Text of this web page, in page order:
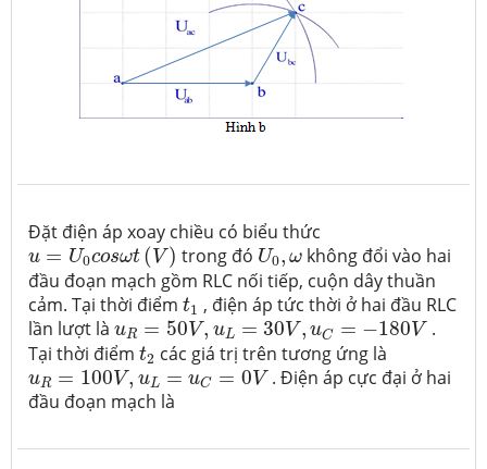
Đặt điện áp xoay chiều có biểu thức
u = U0cosωt ( V)
u=U0cosωt(V) trong đó U0, ω
U0,ωkhông đổi vào hai
đầu đoạn mạch gồm RLC nối tiếp, cuộn dây thuần
cảm. Tại thời điểm t1
t1 , điện áp tức thời ở hai đầu RLC
lần lượt là uR = 50V, uL = 30V, uC = −180V
uR=50V,u L=30V,uC= −180 V
.
Tại thời điểm t2
t các giá trị trên tương ứng là
uR = 100V, uL = uC = 0V
uR =100V,uL= uC=0V
. Điện áp cực đại ở hai
đầu đoạn mạch là